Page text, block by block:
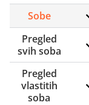
Sobe
Pregled
svih soba
Pregled
vlastitih
soba